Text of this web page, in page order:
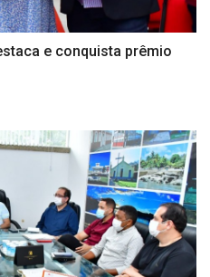
e conquista prêmio